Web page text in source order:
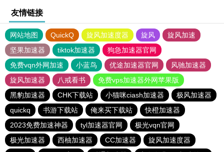
友情链接
网站地图 QuickQ 旋风加速度器 旋风
旋风加速
坚果加速器
tiktok加速器
狗急加速器官网
免费vqn外网加速
小蓝鸟 优途加速器官网
风驰加速器
旋风加速器
八戒看书
免费vps加速器外网苹果版
黑豹加速器
CHK下载站 小猫咪ciash加速器
极风加速器
quickq
书游下载站 俺来买下载站
快橙加速器
2023免费加速神器
tyl加速器官网
极光vqn官网
极光加速器
西柚加速器 CC加速器
旋风加速度器